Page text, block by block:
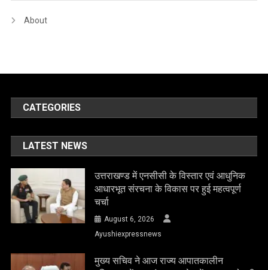
About
CATEGORIES
LATEST NEWS
उत्तराखण्ड में एनसीसी के विस्तार एवं आधुनिक
आधारभूत संरचना के विकास पर हुई महत्वपूर्ण
चर्चा
August 6, 2026
Ayushiexpressnews
मुख्य सचिव ने आज राज्य आपातकालीन